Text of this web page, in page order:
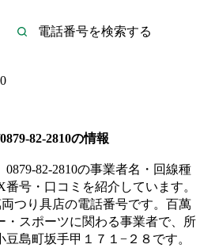
82-2810の情報
0879-82-2810の事業者名・回線種
号・口コミを紹介しています。
つり具店の電話番号です。 百萬
・スポーツに関わる事業者で、所
豆島町坂手甲１７１−２８ です。